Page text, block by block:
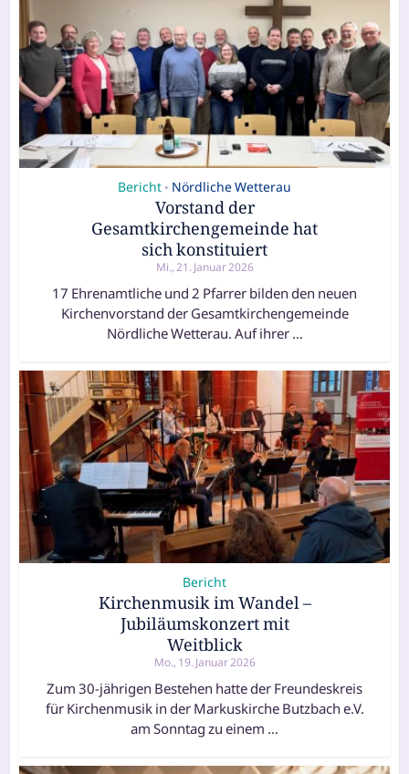
Bericht • Nördliche Wetterau
Vorstand der
Gesamtkirchengemeinde hat
sich konstituiert
Mi., 21. Januar 2026
17 Ehrenamtliche und 2 Pfarrer bilden den neuen
Kirchenvorstand der Gesamtkirchengemeinde
Nördliche Wetterau. Auf ihrer …
Bericht
Kirchenmusik im Wandel –
Jubiläumskonzert mit
Weitblick
Mo., 19. Januar 2026
Zum 30-jährigen Bestehen hatte der Freundeskreis
für Kirchenmusik in der Markuskirche Butzbach e.V.
am Sonntag zu einem …